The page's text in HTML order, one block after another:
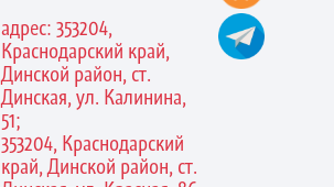
адрес: 353204,
Краснодарский край,
Динской район, ст.
Динская, ул. Калинина,
51;
353204, Краснодарский
край, Динской район, ст.